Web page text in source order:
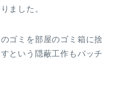
ました。
ゴミを部屋のゴミ箱に捨
という隠蔽工作もバッチ